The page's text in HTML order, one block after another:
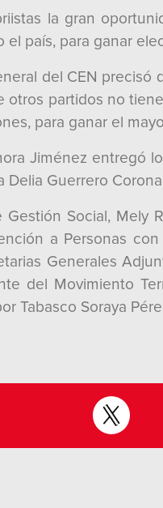
la gran
país, para ganar
del CEN
otros partidos no
para ganar el
Jiménez entregó
Delia Guerrero
Gestión Social, Mely
a Personas
Generales
del Movimiento
Tabasco Soraya